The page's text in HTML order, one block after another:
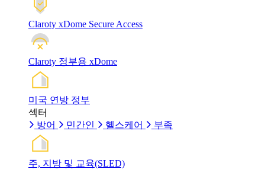
Claroty xDome Secure Access
Claroty 정부용 xDome
미국 연방 정부
섹터
방어
민간인 헬스케어 부족
주, 지방 및 교육(SLED)